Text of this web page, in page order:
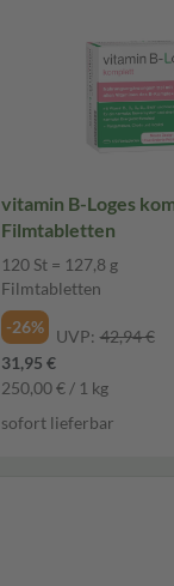
vitamin B-Loges
Filmtabletten
120 St = 127,8 g
Filmtabletten
-26%
UVP: 42,94 €
31,95 €
250,00 € / 1 kg
sofort lieferbar